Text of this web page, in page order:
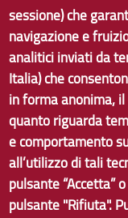
Copyright © 2017
80007350103
sessione) che
navigazione e
analitici inviati da
Italia) che
in forma anonima,
quanto riguarda
e comportamento
all’utilizzo di tali
pulsante “Accetta”
pulsante "Rifiuta".